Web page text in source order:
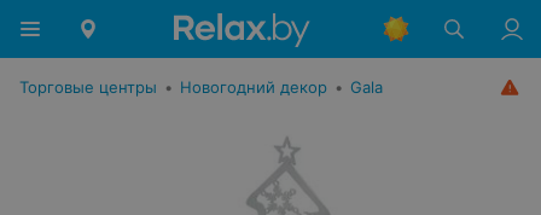
Торговые центры • Новогодний декор • Gala